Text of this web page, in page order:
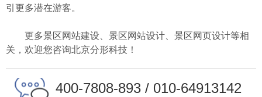
引更多潜在游客。
更多景区网站建设、景区网站设计、景区网页设计等相
关，欢迎您咨询北京分形科技！
400-7808-893 / 010-64913142